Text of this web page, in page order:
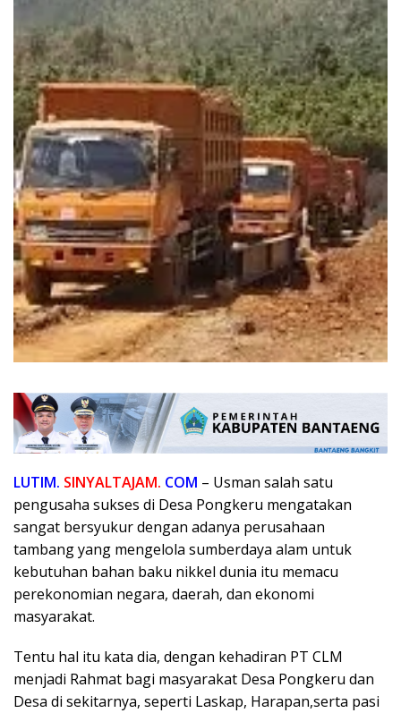
LUTIM. SINYALTAJAM. COM – Usman salah satu
pengusaha sukses di Desa Pongkeru mengatakan
sangat bersyukur dengan adanya perusahaan
tambang yang mengelola sumberdaya alam untuk
kebutuhan bahan baku nikkel dunia itu memacu
perekonomian negara, daerah, dan ekonomi
masyarakat.
Tentu hal itu kata dia, dengan kehadiran PT CLM
menjadi Rahmat bagi masyarakat Desa Pongkeru dan
Desa di sekitarnya, seperti Laskap, Harapan,serta pasi